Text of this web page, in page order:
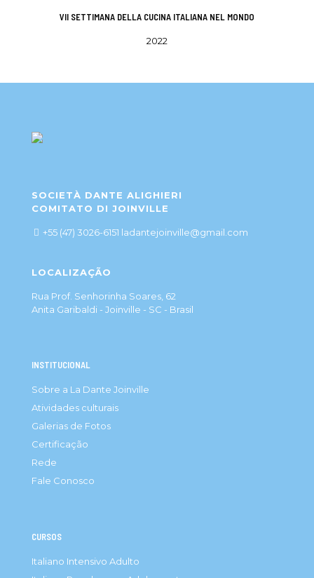
VII SETTIMANA DELLA CUCINA ITALIANA NEL MONDO
2022
SOCIETÀ DANTE ALIGHIERI
COMITATO DI JOINVILLE
+55 (47) 3026-6151 ladantejoinville@gmail.com
LOCALIZAÇÃO
Rua Prof. Senhorinha Soares, 62
Anita Garibaldi - Joinville - SC - Brasil
INSTITUCIONAL
Sobre a La Dante Joinville
Atividades culturais
Galerias de Fotos
Certificação
Rede
Fale Conosco
CURSOS
Italiano Intensivo Adulto